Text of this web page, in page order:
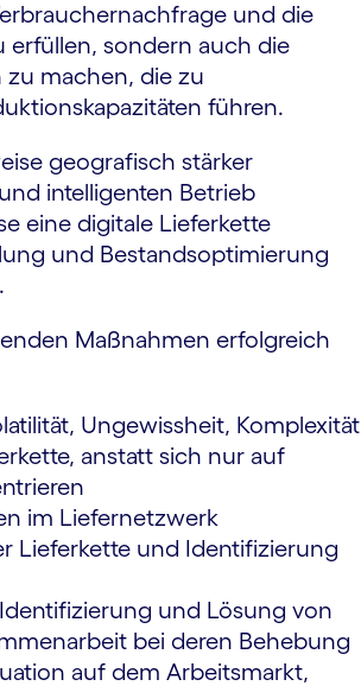
und die
erfüllen, sondern auch die
machen, die zu
führen.
geografisch stärker
intelligenten Betrieb
eine digitale Lieferkette
und Bestandsoptimierung
Maßnahmen erfolgreich
Ungewissheit, Komplexität
anstatt sich nur auf
im Liefernetzwerk
Lieferkette und Identifizierung
und Lösung von
bei deren Behebung
auf dem Arbeitsmarkt,